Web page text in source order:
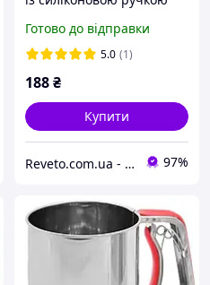
(R16434)
Готово до відправки
5.0 (1)
188₴
Купити
Reveto.com.ua - товары для кухни, термосы и термокружки, термосумки и многое другое 97%